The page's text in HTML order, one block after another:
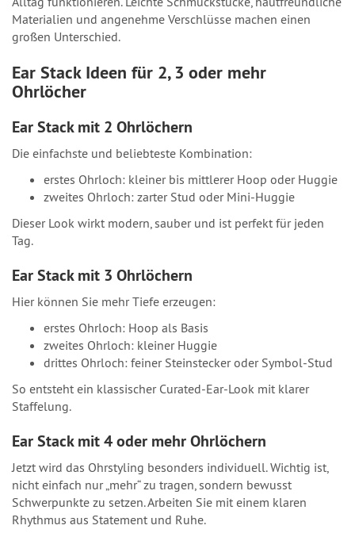
Materialien und angenehme Verschlüsse machen einen
großen Unterschied.
Ear Stack Ideen für 2, 3 oder mehr
Ohrlöcher
Ear Stack mit 2 Ohrlöchern
Die einfachste und beliebteste Kombination:
erstes Ohrloch: kleiner bis mittlerer Hoop oder Huggie
zweites Ohrloch: zarter Stud oder Mini-Huggie
Dieser Look wirkt modern, sauber und ist perfekt für jeden
Tag.
Ear Stack mit 3 Ohrlöchern
Hier können Sie mehr Tiefe erzeugen:
erstes Ohrloch: Hoop als Basis
zweites Ohrloch: kleiner Huggie
drittes Ohrloch: feiner Steinstecker oder Symbol-Stud
So entsteht ein klassischer Curated-Ear-Look mit klarer
Staffelung.
Ear Stack mit 4 oder mehr Ohrlöchern
Jetzt wird das Ohrstyling besonders individuell. Wichtig ist,
nicht einfach nur „mehr“ zu tragen, sondern bewusst
Schwerpunkte zu setzen. Arbeiten Sie mit einem klaren
Rhythmus aus Statement und Ruhe.